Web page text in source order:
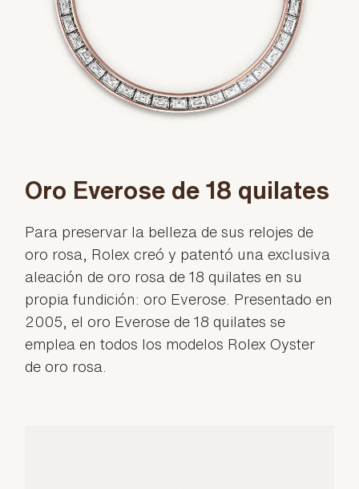
Oro Everose de 18 quilates
Para preservar la belleza de sus relojes de
oro rosa, Rolex creó y patentó una exclusiva
aleación de oro rosa de 18 quilates en su
propia fundición: oro Everose. Presentado en
2005, el oro Everose de 18 quilates se
emplea en todos los modelos Rolex Oyster
de oro rosa.